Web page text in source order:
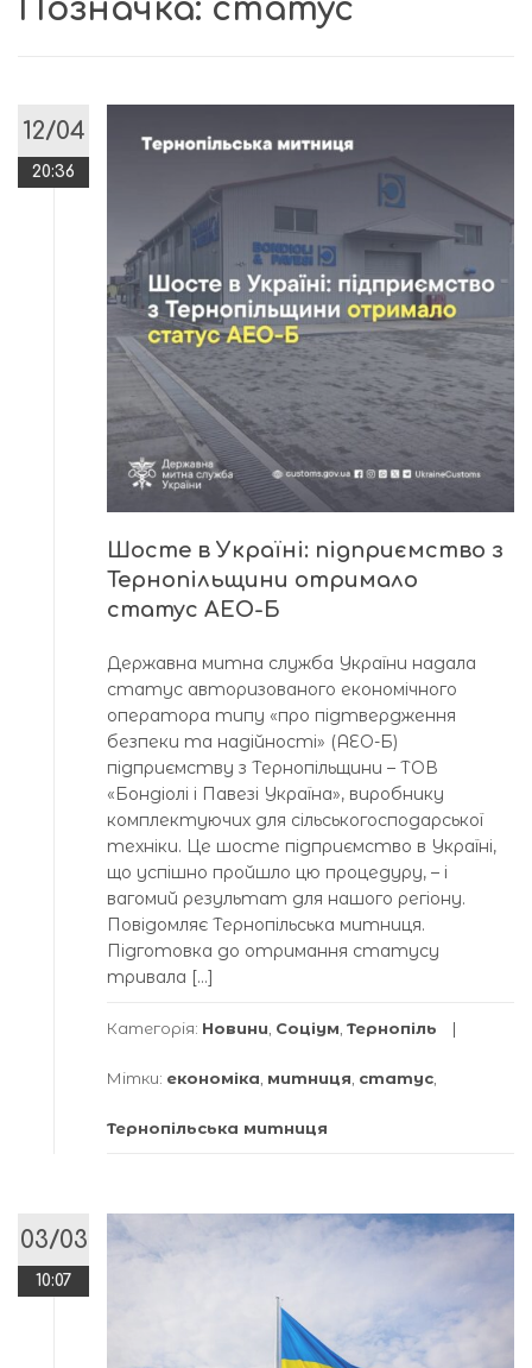
Позначка: статус
12/04
20:36
Шосте в Україні: підприємство з
Тернопільщини отримало
статус АЕО-Б
Державна митна служба України надала
статус авторизованого економічного
оператора типу «про підтвердження
безпеки та надійності» (АЕО-Б)
підприємству з Тернопільщини – ТОВ
«Бондіолі і Павезі Україна», виробнику
комплектуючих для сільськогосподарської
техніки. Це шосте підприємство в Україні,
що успішно пройшло цю процедуру, – і
вагомий результат для нашого регіону.
Повідомляє Тернопільська митниця.
Підготовка до отримання статусу
тривала […]
Категорія: Новини Соціум Тернопіль
Мітки: економіка митниця статус
Тернопільська митниця
03/03
10:07